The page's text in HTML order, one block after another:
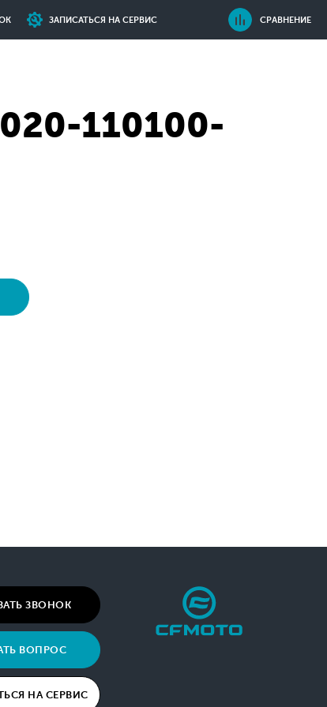
ЗАПИСАТЬСЯ НА СЕРВИС СРАВНЕНИЕ
110100-
ЗВОНОК
ВОПРОС
НА СЕРВИС